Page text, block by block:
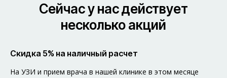
Cейчас у нас действует
несколько акций
Скидка 5% на наличный расчет
На УЗИ и прием врача в нашей клинике в этом месяце